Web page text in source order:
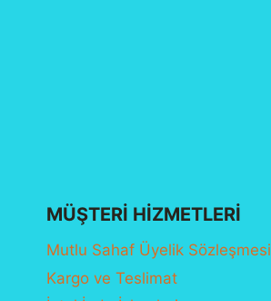
MÜŞTERI HIZMETLERI
Mutlu Sahaf Üyelik Sözleşmesi
Kargo ve Teslimat